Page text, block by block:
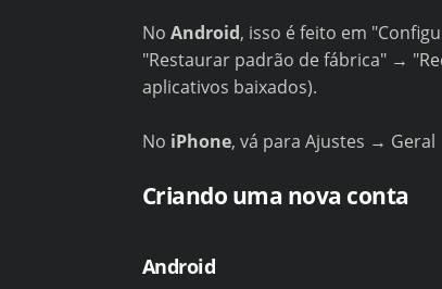
No Android, isso é feito em
"Restaurar padrão de fábrica" →
aplicativos baixados).
No iPhone, vá para Ajustes →
Criando uma nova conta
Android